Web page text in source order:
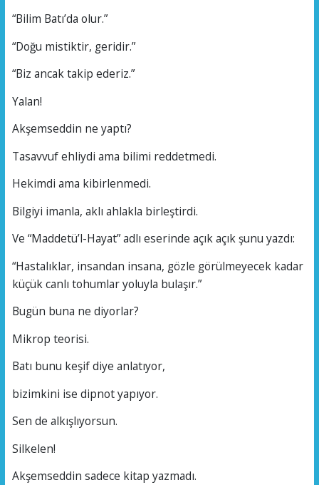
“Bilim Batı’da olur.”
“Doğu mistiktir, geridir.”
“Biz ancak takip ederiz.”
Yalan!
Akşemseddin ne yaptı?
Tasavvuf ehliydi ama bilimi reddetmedi.
Hekimdi ama kibirlenmedi.
Bilgiyi imanla, aklı ahlakla birleştirdi.
Ve “Maddetü’l-Hayat” adlı eserinde açık açık şunu yazdı:
“Hastalıklar, insandan insana, gözle görülmeyecek kadar
küçük canlı tohumlar yoluyla bulaşır.”
Bugün buna ne diyorlar?
Mikrop teorisi.
Batı bunu keşif diye anlatıyor,
bizimkini ise dipnot yapıyor.
Sen de alkışlıyorsun.
Silkelen!
Akşemseddin sadece kitap yazmadı.